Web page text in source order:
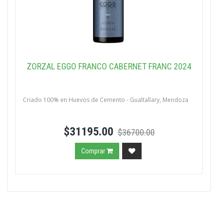
ZORZAL EGGO FRANCO CABERNET FRANC 2024
Criado 100% en Huevos de Cemento - Gualtallary, Mendoza
$31195.00 $36700.00
Comprar